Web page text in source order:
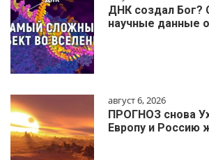
ДНК создал
научные данные
август 6, 2026
ПРОГНОЗ снова
Европу и Россию